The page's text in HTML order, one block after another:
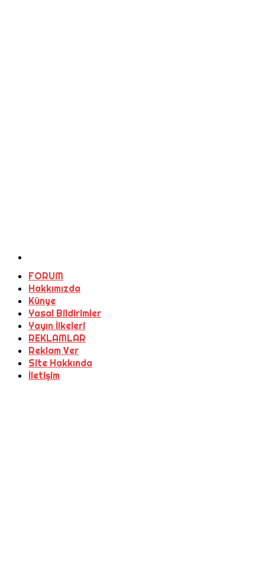
FORUM
Hakkımızda
Künye
Yasal Bildirimler
Yayın İlkeleri
REKLAMLAR
Reklam Ver
Site Hakkında
İletişim